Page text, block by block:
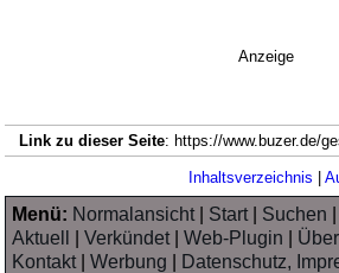
Anzeige
Link zu dieser Seite: https://www.buzer.de/
Inhaltsverzeichnis |
Menü: Normalansicht| Start| Suchen
Aktuell
|Verkündet|Web-Plugin
Kontakt|Werbung
Datenschutz,